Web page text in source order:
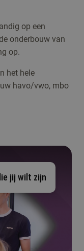
op een
onderbouw van
op.
het hele
havo/vwo, mbo
jij wilt zijn